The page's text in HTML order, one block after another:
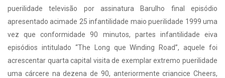
puerilidade televisão por assinatura Barulho final episódio
apresentado acimade 25 infantilidade maio puerilidade 1999 uma
vez que conformidade 90 minutos, partes infantilidade eiva
episódios intitulado “The Long que Winding Road”, aquele foi
acrescentar quarta capital visita de exemplar extremo puerilidade
uma cárcere na dezena de 90, anteriormente criancice Cheers,